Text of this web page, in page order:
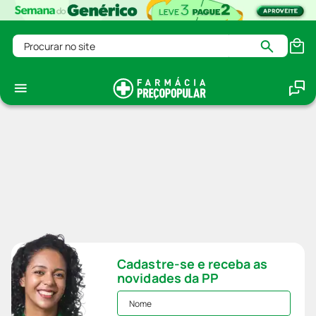
Procurar no site
Cadastre-se e receba as
novidades da PP